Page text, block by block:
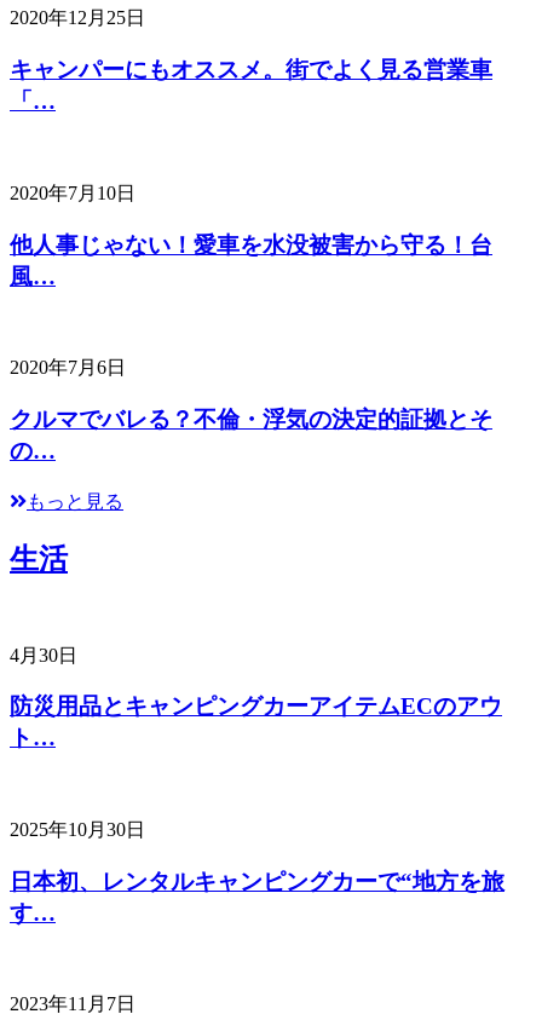
2020年12月25日
キャンパーにもオススメ。街でよく見る営業車
「…
2020年7月10日
他人事じゃない！愛車を水没被害から守る！台
風…
2020年7月6日
クルマでバレる？不倫・浮気の決定的証拠とそ
の…
もっと見る
生活
4月30日
防災用品とキャンピングカーアイテムECのアウ
ト…
2025年10月30日
日本初、レンタルキャンピングカーで“地方を旅
す…
2023年11月7日